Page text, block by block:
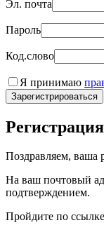
Эл. почта
Пароль
Код.слово
Я принимаю
Зарегистрироваться
Регистрация
Поздравляем, ваша
На ваш почтовый
подтверждением.
Пройдите по